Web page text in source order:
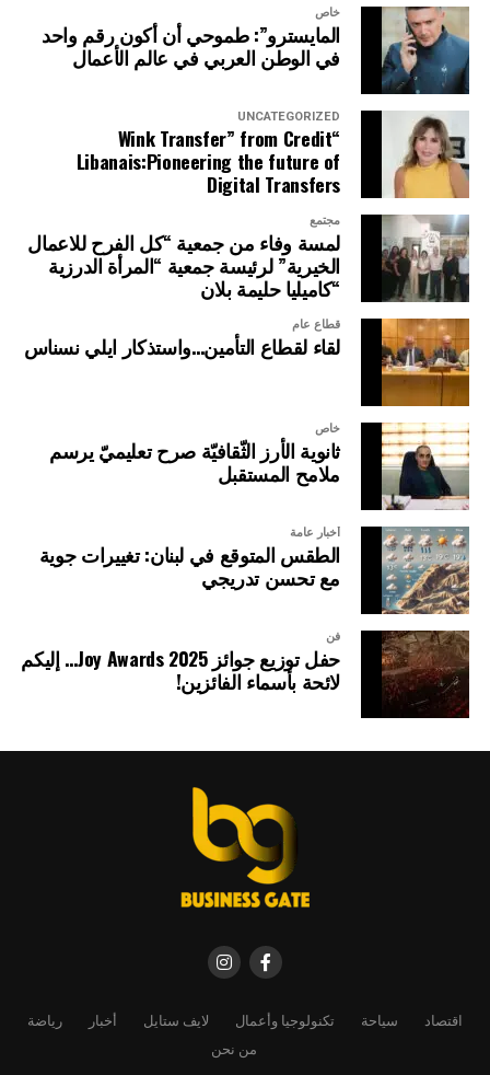
خاص
المايسترو”: طموحي أن أكون رقم واحد
في الوطن العربي في عالم الأعمال
UNCATEGORIZED
“Wink Transfer” from Credit
Libanais:Pioneering the future of
Digital Transfers
مجتمع
لمسة وفاء من جمعية “كل الفرح للاعمال
الخيرية” لرئيسة جمعية “المرأة الدرزية
“كاميليا حليمة بلان
قطاع عام
لقاء لقطاع التأمين…واستذكار ايلي نسناس
خاص
ثانوية الأرز الثّقافيّة صرح تعليميّ يرسم
ملامح المستقبل
أخبار عامة
الطقس المتوقع في لبنان: تغييرات جوية
مع تحسن تدريجي
فن
حفل توزيع جوائز Joy Awards 2025… إليكم
لائحة بأسماء الفائزين!
اقتصاد سياحة تكنولوجيا وأعمال لايف ستايل أخبار
رياضة
من نحن